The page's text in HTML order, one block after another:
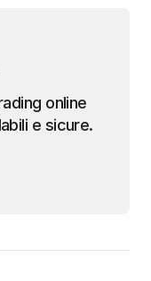
online
e sicure.